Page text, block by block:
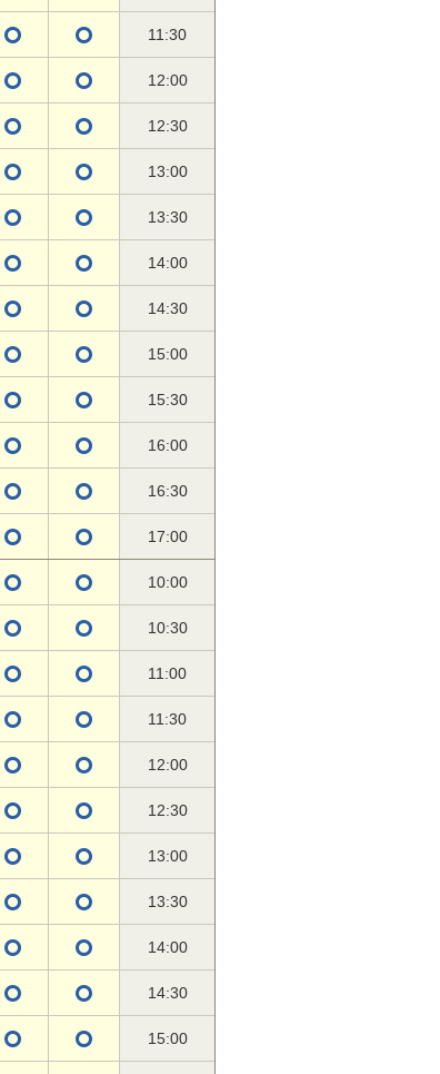
11:30
12:00
12:30
13:00
13:30
14:00
14:30
15:00
15:30
16:00
16:30
17:00
10:00
10:30
11:00
11:30
12:00
12:30
13:00
13:30
14:00
14:30
15:00